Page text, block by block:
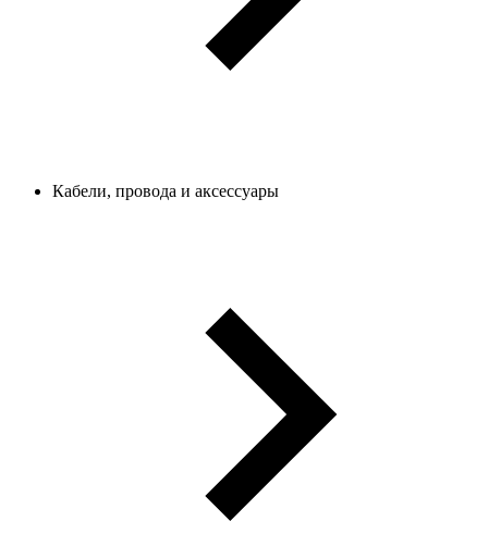
Кабели, провода и аксессуары